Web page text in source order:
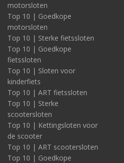
motorsloten
Top 10 | Goedkope
motorsloten
Top 10 | Sterke fietssloten
Top 10 | Goedkope
fietssloten
Top 10 | Sloten voor
kinderfiets
Top 10 | ART fietssloten
Top 10 | Sterke
scootersloten
Top 10 | Kettingsloten voor
de scooter
Top 10 | ART scootersloten
Top 10 | Goedkope